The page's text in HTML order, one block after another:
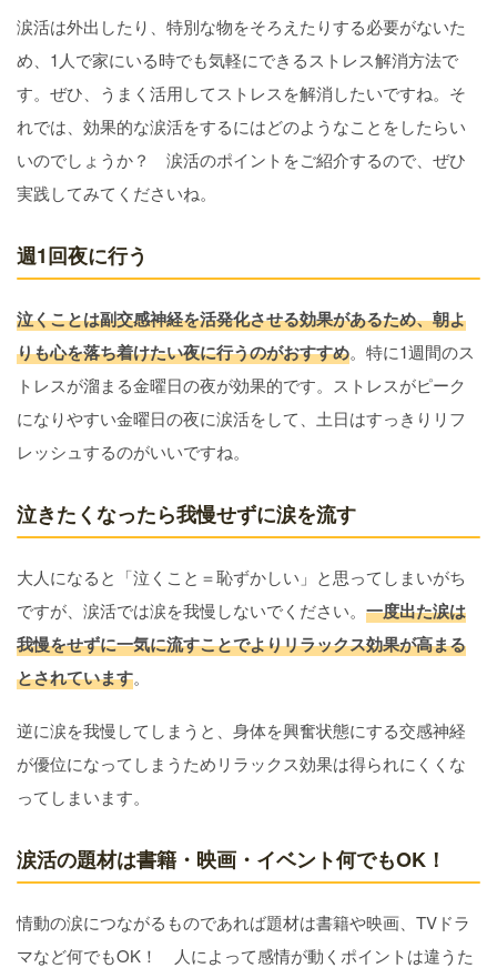
涙活は外出したり、特別な物をそろえたりする必要がないた
め、1人で家にいる時でも気軽にできるストレス解消方法で
す。ぜひ、うまく活用してストレスを解消したいですね。そ
れでは、効果的な涙活をするにはどのようなことをしたらい
いのでしょうか？ 涙活のポイントをご紹介するので、ぜひ
実践してみてくださいね。
週1回夜に行う
泣くことは副交感神経を活発化させる効果があるため、朝よ
りも心を落ち着けたい夜に行うのがおすすめ。特に1週間のス
トレスが溜まる金曜日の夜が効果的です。ストレスがピーク
になりやすい金曜日の夜に涙活をして、土日はすっきりリフ
レッシュするのがいいですね。
泣きたくなったら我慢せずに涙を流す
大人になると「泣くこと＝恥ずかしい」と思ってしまいがち
ですが、涙活では涙を我慢しないでください。 一度出た涙は
我慢をせずに一気に流すことでよりリラックス効果が高まる
とされています。
逆に涙を我慢してしまうと、身体を興奮状態にする交感神経
が優位になってしまうためリラックス効果は得られにくくな
ってしまいます。
涙活の題材は書籍・映画・イベント何でもOK！
情動の涙につながるものであれば題材は書籍や映画、TVドラ
マなど何でもOK！ 人によって感情が動くポイントは違うた